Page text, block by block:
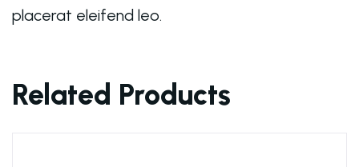
placerat eleifend leo.
Related Products